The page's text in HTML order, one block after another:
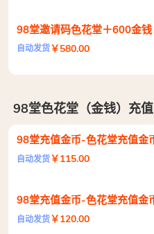
98堂邀请码色花堂＋600金钱
自动发货￥580.00
98堂色花堂（金钱）充值
98堂充值金币-色花堂充值
自动发货￥115.00
98堂充值金币-色花堂充值
自动发货￥120.00